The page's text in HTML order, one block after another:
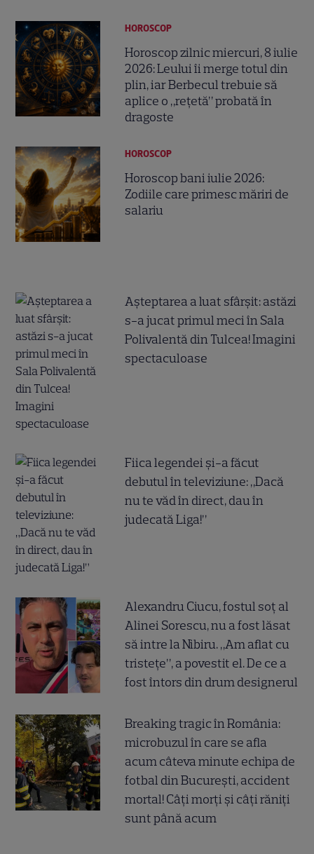
HOROSCOP
Horoscop zilnic miercuri, 8 iulie
2026: Leului îi merge totul din
plin, iar Berbecul trebuie să
aplice o „rețetă” probată în
dragoste
HOROSCOP
Horoscop bani iulie 2026:
Zodiile care primesc măriri de
salariu
Așteptarea a luat sfârșit: astăzi
s-a jucat primul meci în Sala
Polivalentă din Tulcea! Imagini
spectaculoase
Fiica legendei și-a făcut
debutul în televiziune: „Dacă
nu te văd în direct, dau în
judecată Liga!”
Alexandru Ciucu, fostul soț al
Alinei Sorescu, nu a fost lăsat
să intre la Nibiru. „Am aflat cu
tristețe”, a povestit el. De ce a
fost întors din drum designerul
Breaking tragic în România:
microbuzul în care se afla
acum câteva minute echipa de
fotbal din București, accident
mortal! Câți morți și câți răniți
sunt până acum